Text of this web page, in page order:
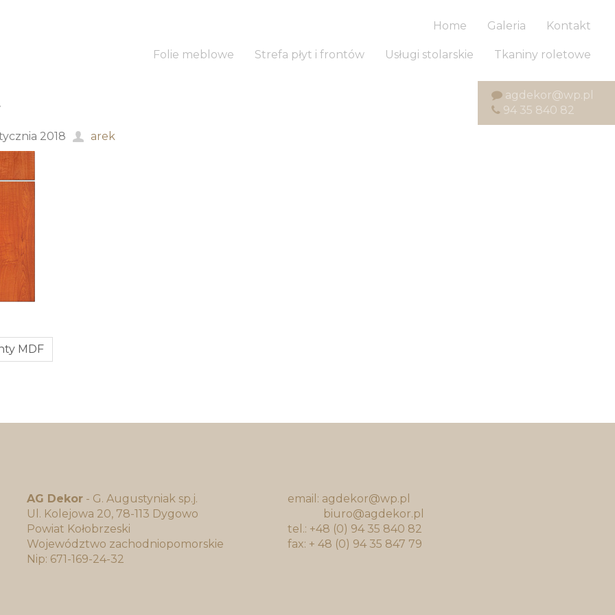
Home Galeria Kontakt
Folie meblowe Strefa płyt i frontów Usługi stolarskie Tkaniny roletowe
agdekor@wp.pl
94 35 840 82
2018 arek
MDF
AG Dekor - G. Augustyniak sp.j.
Ul. Kolejowa 20, 78-113 Dygowo
Powiat Kołobrzeski
Województwo zachodniopomorskie
Nip: 671-169-24-32
email: agdekor@wp.pl
biuro@agdekor.pl
tel.: +48 (0) 94 35 840 82
fax: + 48 (0) 94 35 847 79